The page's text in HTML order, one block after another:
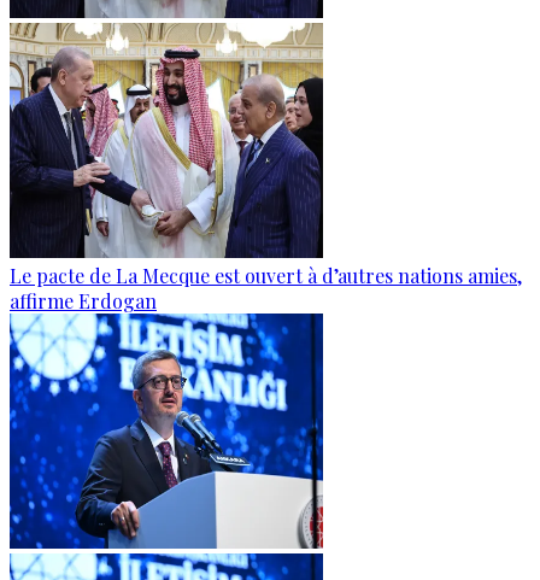
Le pacte de La Mecque est ouvert à d’autres nations amies,
affirme Erdogan